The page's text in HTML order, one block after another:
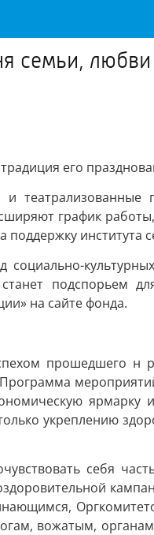
семьи,
его
театрализованные
график
поддержку института
подспорьем
на сайте фонда.
прошедшего
укреплению
себя
вожатым,